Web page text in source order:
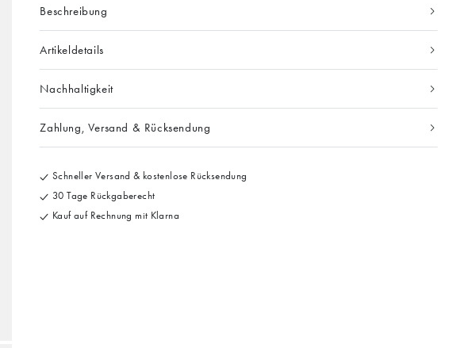
Beschreibung
Artikeldetails
Nachhaltigkeit
Zahlung, Versand & Rücksendung
Schneller Versand & kostenlose Rücksendung
30 Tage Rückgaberecht
Kauf auf Rechnung mit Klarna